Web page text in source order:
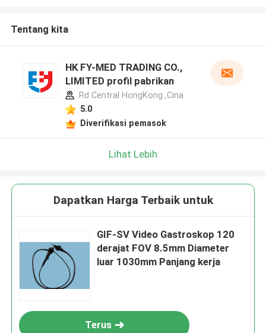
Tentang kita
HK FY-MED TRADING CO.,
LIMITED profil pabrikan
Rd Central HongKong ,Cina
5.0
Diverifikasi pemasok
Lihat Lebih
Dapatkan Harga Terbaik untuk
GIF-SV Video Gastroskop 120
derajat FOV 8.5mm Diameter
luar 1030mm Panjang kerja
Terus